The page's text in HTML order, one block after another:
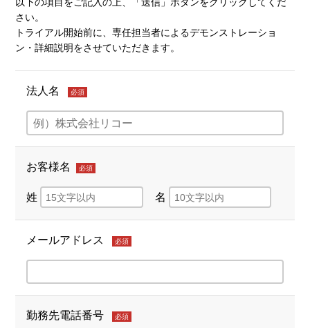
さい。
トライアル開始前に、専任担当者によるデモンストレーショ
ン・詳細説明をさせていただきます。
法人名 必須
お客様名 必須
姓 名
メールアドレス 必須
勤務先電話番号 必須